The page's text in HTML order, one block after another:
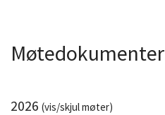
Møtedokumenter
2026 (vis/skjul møter)